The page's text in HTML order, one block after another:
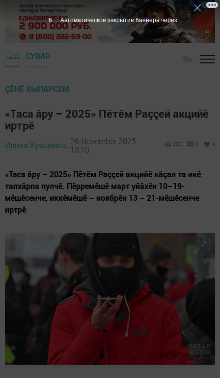
СУВАР
ÇӖНӖ ХЫПАРСЕМ
«Таса ăру – 2025» Пӗтӗм Раççей акцийӗ
иртрӗ
Ирина Кузьмина, 26 November 2025 -
13:10
203 0 0
«Таса ăру – 2025» Пӗтӗм Раççей акцийӗ кăçал та икӗ
тапхăрпа пулчӗ. Пӗрремӗшӗ март уйăхӗн 10–19-
мӗшӗсенче, иккӗмӗшӗ – ноябрӗн 13 – 21-мӗшӗсенче
иртрӗ
4 Автоматическое закрытие баннера через